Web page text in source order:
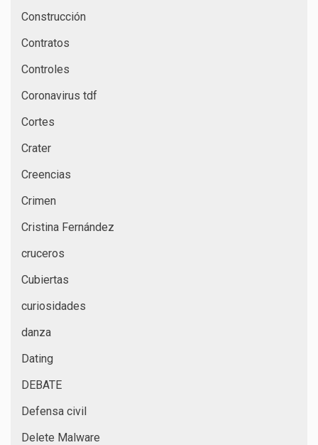
Construcción
Contratos
Controles
Coronavirus tdf
Cortes
Crater
Creencias
Crimen
Cristina Fernández
cruceros
Cubiertas
curiosidades
danza
Dating
DEBATE
Defensa civil
Delete Malware